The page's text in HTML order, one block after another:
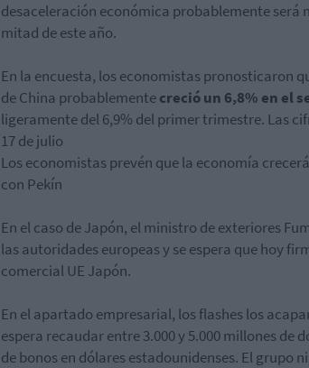
desaceleración económica probablemente será
mitad de este año.
En la encuesta, los economistas pronosticaron
de China probablementecreció un 6,8% en el
ligeramente del 6,9% del primer trimestre. Las
17 de julio
Los economistas prevén que la economía
con Pekín
En el caso de Japón, el ministro de exteriores
las autoridades europeas y se espera que hoy
comercial UE Japón.
En el apartado empresarial, los flashes los
espera recaudar entre 3.000 y 5.000 millones de
de bonos en dólares estadounidenses. El grupo